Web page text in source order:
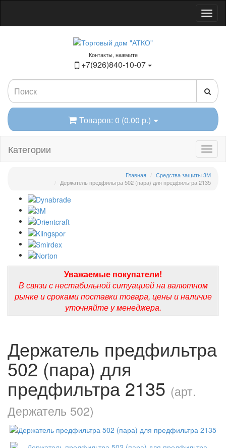
Контакты, нажмите
+7(926)840-10-07
Товаров: 0 (0.00 р.)
Категории
Главная
Средства защиты 3М
Держатель предфильтра 502 (пара) для предфильтра 2135
Уважаемые покупатели!
В связи с нестабильной ситуацией на валютном
рынке и сроками поставки товара, цены и наличие
уточняйте у менеджера.
Держатель предфильтра
502 (пара) для
предфильтра 2135 (арт.
Держатель 502)